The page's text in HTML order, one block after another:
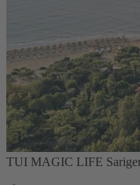
TUI MAGIC LIFE